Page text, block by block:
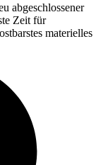
abgeschlossener
Zeit für
materielles